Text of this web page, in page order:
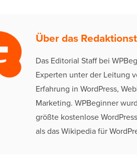
Über das
Das Editorial Staff bei
Experten unter der Leitung
Erfahrung in WordPress,
Marketing. WPBeginner
größte kostenlose
als das Wikipedia für